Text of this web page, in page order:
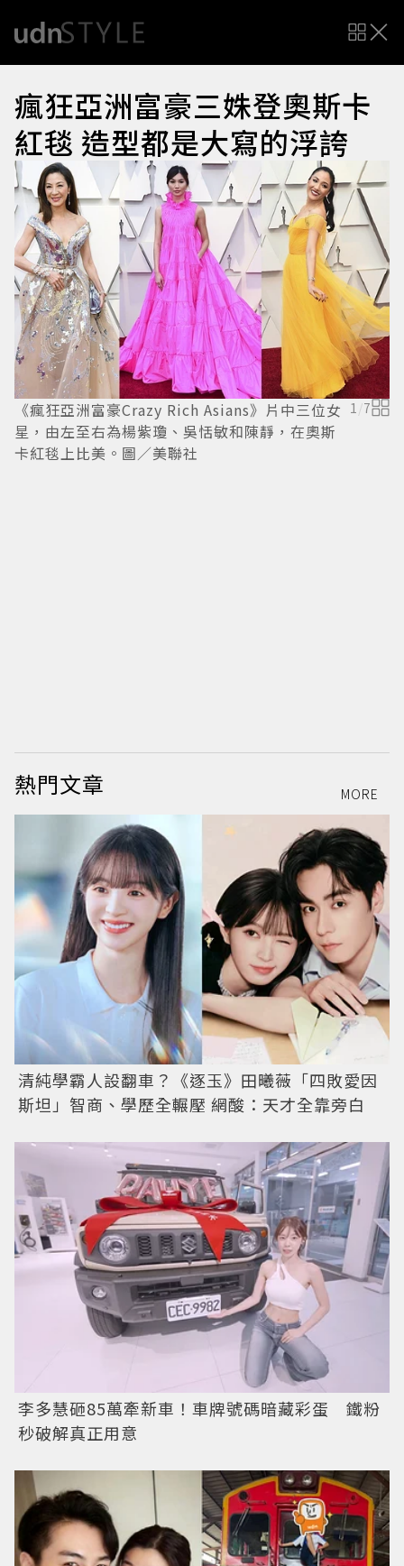
瘋狂亞洲富豪三姝登奧斯卡
紅毯 造型都是大寫的浮誇
《瘋狂亞洲富豪Crazy Rich Asians》片中三位女
星，由左至右為楊紫瓊、吳恬敏和陳靜，在奧斯
卡紅毯上比美。圖／美聯社
1 /7
熱門文章 MORE
清純學霸人設翻車？《逐玉》田曦薇「四敗愛因
斯坦」智商、學歷全輾壓 網酸：天才全靠旁白
李多慧砸85萬牽新車！車牌號碼暗藏彩蛋 鐵粉
秒破解真正用意